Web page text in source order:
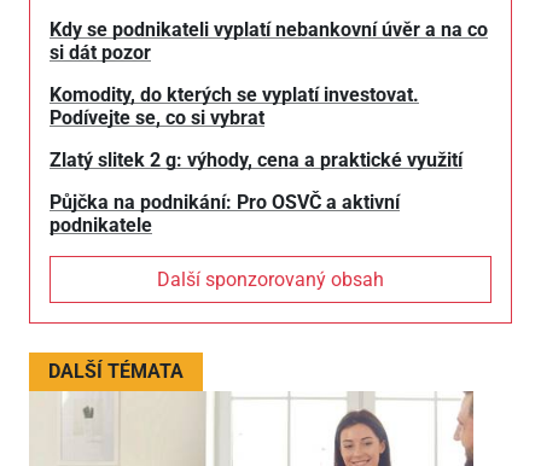
Kdy se podnikateli vyplatí nebankovní úvěr a na co
si dát pozor
Komodity, do kterých se vyplatí investovat.
Podívejte se, co si vybrat
Zlatý slitek 2 g: výhody, cena a praktické využití
Půjčka na podnikání: Pro OSVČ a aktivní
podnikatele
Další sponzorovaný obsah
DALŠÍ TÉMATA